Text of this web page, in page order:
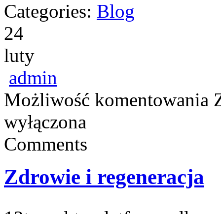
Categories: Blog
24
luty
admin
Możliwość komentowania
wyłączona
Comments
Zdrowie i regeneracja